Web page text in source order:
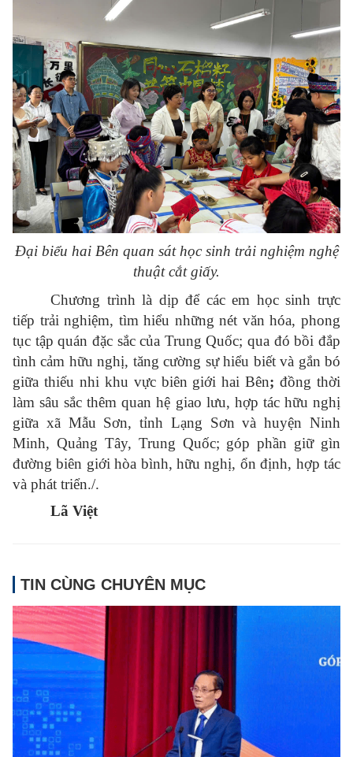
Đại biểu hai Bên quan sát học sinh trải nghiệm nghệ
thuật cắt giấy.
Chương trình là dịp để các em học sinh trực
tiếp trải nghiệm, tìm hiểu những nét văn hóa, phong
tục tập quán đặc sắc của Trung Quốc; qua đó bồi đắp
tình cảm hữu nghị, tăng cường sự hiểu biết và gắn bó
giữa thiếu nhi khu vực biên giới hai Bên; đồng thời
làm sâu sắc thêm quan hệ giao lưu, hợp tác hữu nghị
giữa xã Mẫu Sơn, tỉnh Lạng Sơn và huyện Ninh
Minh, Quảng Tây, Trung Quốc; góp phần giữ gìn
đường biên giới hòa bình, hữu nghị, ổn định, hợp tác
và phát triển./.
Lã Việt
TIN CÙNG CHUYÊN MỤC